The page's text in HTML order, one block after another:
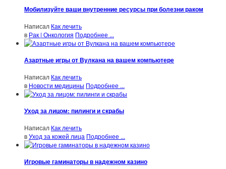
Мобилизуйте ваши внутренние ресурсы при болезни раком
Написал Как лечить
в Рак | Онкология Подробнее ...
Азартные игры от Вулкана на вашем компьютере
Написал Как лечить
в Новости медицины Подробнее ...
Уход за лицом: пилинги и скрабы
Написал Как лечить
вУход за кожей лица Подробнее ...
Игровые гаминаторы в надежном казино